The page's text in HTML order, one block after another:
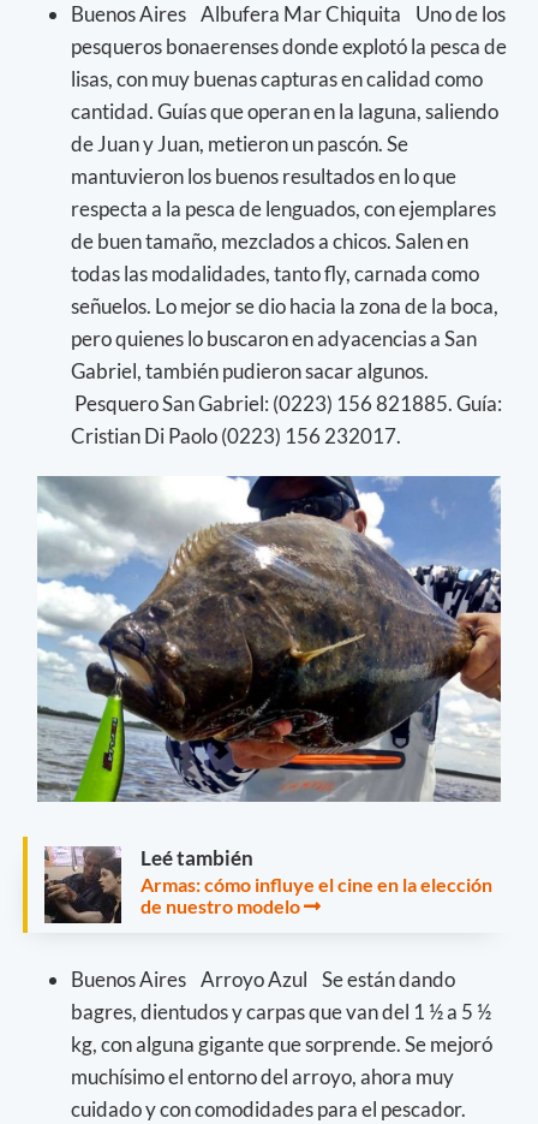
Buenos Aires Albufera Mar Chiquita Uno de los
pesqueros bonaerenses donde explotó la pesca de
lisas, con muy buenas capturas en calidad como
cantidad. Guías que operan en la laguna, saliendo
de Juan y Juan, metieron un pascón. Se
mantuvieron los buenos resultados en lo que
respecta a la pesca de lenguados, con ejemplares
de buen tamaño, mezclados a chicos. Salen en
todas las modalidades, tanto fly, carnada como
señuelos. Lo mejor se dio hacia la zona de la boca,
pero quienes lo buscaron en adyacencias a San
Gabriel, también pudieron sacar algunos.
Pesquero San Gabriel: (0223) 156 821885. Guía:
Cristian Di Paolo (0223) 156 232017.
Leé también
Armas: cómo influye el cine en la elección
de nuestro modelo
Buenos Aires Arroyo Azul Se están dando
bagres, dientudos y carpas que van del 1 ½ a 5 ½
kg, con alguna gigante que sorprende. Se mejoró
muchísimo el entorno del arroyo, ahora muy
cuidado y con comodidades para el pescador.